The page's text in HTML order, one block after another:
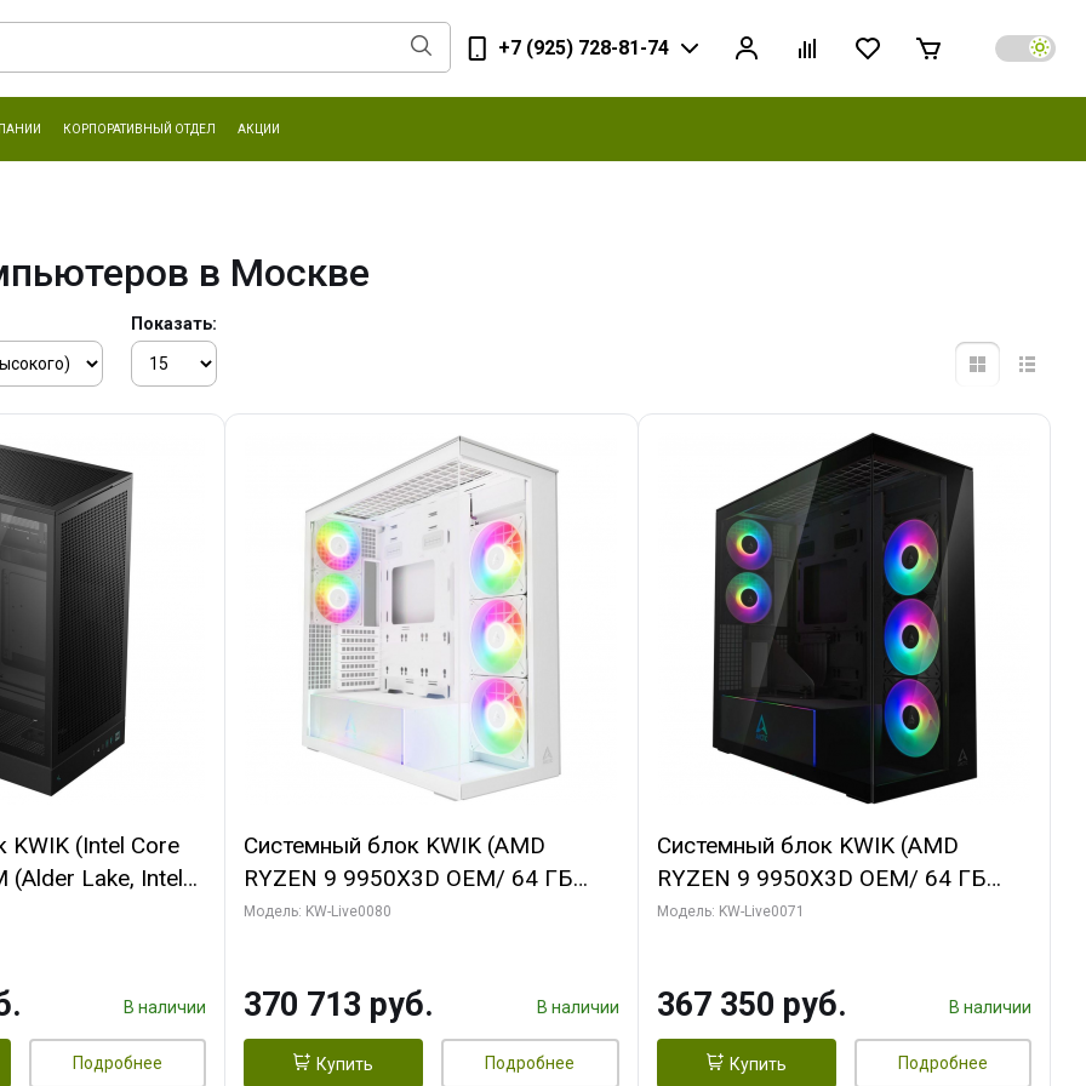
+7 (925) 728-81-74
КОРПОРАТИВНЫЙ ОТДЕЛ АКЦИИ
в Москве
Показать:
KWIK (Intel Core
(Alder Lake, Intel
64 ГБ ОЗУ/ Ninja
В наличии
Подробнее
Системный блок KWIK (AMD
RYZEN 9 9950X3D OEM/ 64 ГБ
ОЗУ/ Palit RTX5080 INFINITY 3 OC
Модель: KW-Live0080
370 713 руб. В наличии
Купить Подробнее
Системный блок KWIK (AMD
RYZEN 9 9950X3D OEM/ 64 ГБ
ОЗУ/ Palit RTX5080 GAMINGPRO
Модель: KW-Live0071
367 350 руб. В наличии
Купить Подробнее